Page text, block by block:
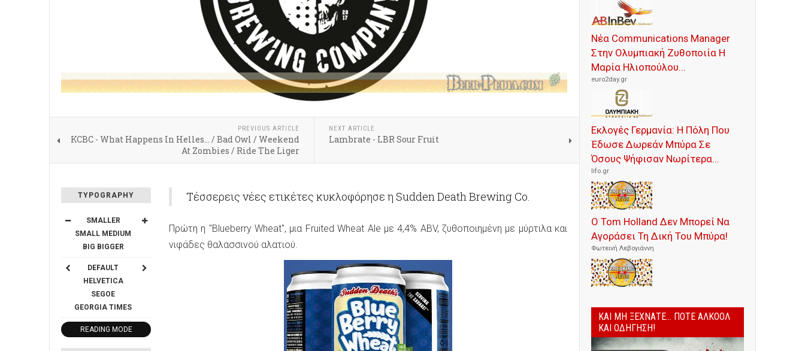
PREVIOUS ARTICLE
KCBC - What Happens In Helles... / Bad Owl / Weekend
At Zombies / Ride The Liger
NEXT ARTICLE
Lambrate - LBR Sour Fruit
TYPOGRAPHY
SMALLER
SMALL MEDIUM
BIG BIGGER
DEFAULT
HELVETICA
SEGOE
GEORGIA TIMES
READING MODE
Τέσσερεις νέες ετικέτες κυκλοφόρησε η Sudden Death Brewing Co.
Πρώτη η "Blueberry Wheat", μια Fruited Wheat Ale με 4,4% ABV, ζυθοποιημένη με μύρτιλα και
νιφάδες θαλασσινού αλατιού.
Νέα Communications Manager
Στην Ολυμπιακή Ζυθοποιία Η
Μαρία Ηλιοπούλου...
euro2day.gr
Εκλογές Γερμανία: Η Πόλη Που
Έδωσε Δωρεάν Μπύρα Σε
Όσους Ψήφισαν Νωρίτερα...
lifo.gr
Ο Tom Holland Δεν Μπορεί Να
Αγοράσει Τη Δική Του Μπύρα!
Φωτεινή Λεβογιάννη
ΚΑΙ ΜΗ ΞΕΧΝΆΤΕ... ΠΟΤΈ ΑΛΚΟΌΛ
ΚΑΙ ΟΔΉΓΗΣΗ!